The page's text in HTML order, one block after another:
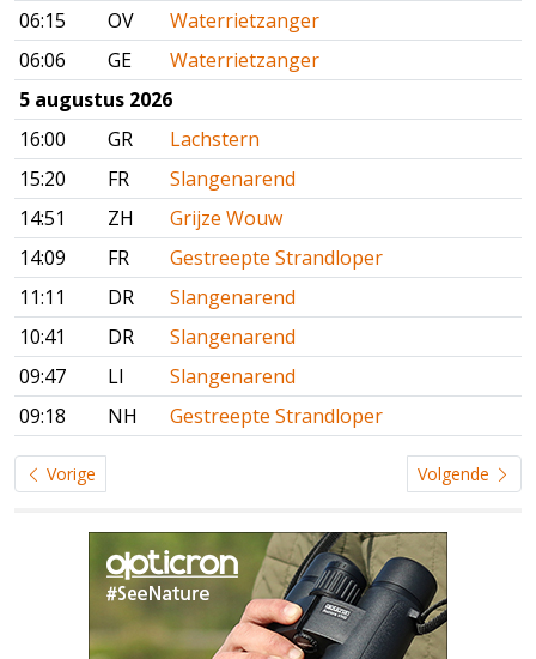
06:15
OV
Waterrietzanger
06:06
GE
Waterrietzanger
5 augustus 2026
16:00
GR
Lachstern
15:20
FR
Slangenarend
14:51
ZH
Grijze Wouw
14:09
FR
Gestreepte Strandloper
11:11
DR
Slangenarend
10:41
DR
Slangenarend
09:47
LI
Slangenarend
09:18
NH Gestreepte Strandloper
Vorige Volgende